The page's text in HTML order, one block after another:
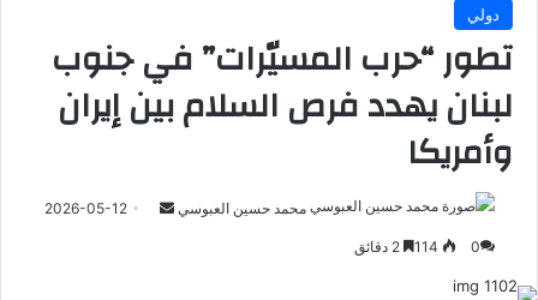
دولي
تطور “حرب المسيّرات” في جنوب
لبنان يهدد فرص السلام بين إيران
وأمريكا
محمد حسين العبوسي
أرسل 2026-05-12
0